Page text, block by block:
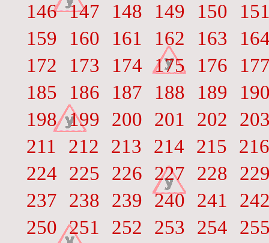
146 147 148 149 150
159
160 161 162 163
172
173 174 175 176
185
186 187 188 189
198 199 200 201 202
211
212 213 214 215
216
224
225 226 227 228
237
238 239 240 241
250 251 252 253 254